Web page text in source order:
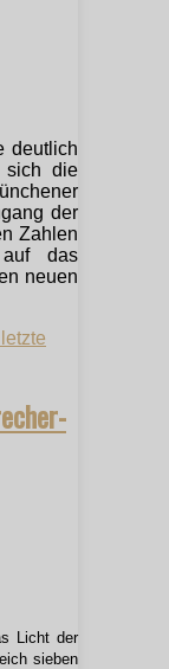
deutlich
sich die
der
Zahlen
das
neuen
Licht der
sieben